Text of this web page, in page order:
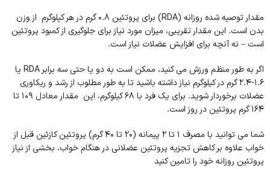
مقدار توصیه شده روزانه (RDA) برای پروتئین 0.8 گرم در هر کیلوگرم از وزن
بدن است. این مقدار تقریبی، میزان مورد نیاز برای جلوگیری از کمبود پروتئین
است – نه آنچه برای افزایش عضلات نیاز است.
اگر به طور منظم ورزش می کنید، ممکن است به دو یا حتی سه برابر RDA یا
1.6-2.4 گرم در کیلوگرم نیاز داشته باشید تا به طور مطلوب از رشد و ریکاوری
عضلات برخوردار شوید. برای یک فرد با 68 کیلوگرم، این مقدار معادل 109 تا
164 گرم پروتئین در روز است.
شما می توانید با مصرف 1 تا 2 پیمانه (20 تا 40 گرم) پروتئین کازئین قبل از
خواب علاوه بر کاهش تجزیه پروتئین عضلانی در هنگام خواب، بخشی از نیاز
پروتئین روزانه خود را تامین کنید